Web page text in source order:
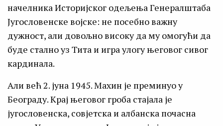
начелника Историјског одељења Генералштаба
Југословенске војске: не посебно важну
дужност, али довољно високу да му омогући да
буде стално уз Тита и игра улогу његовог сивог
кардинала.
Али већ 2. јуна 1945. Махин је преминуо у
Београду. Крај његовог гроба стајала је
југословенска, совјетска и албанска почасна